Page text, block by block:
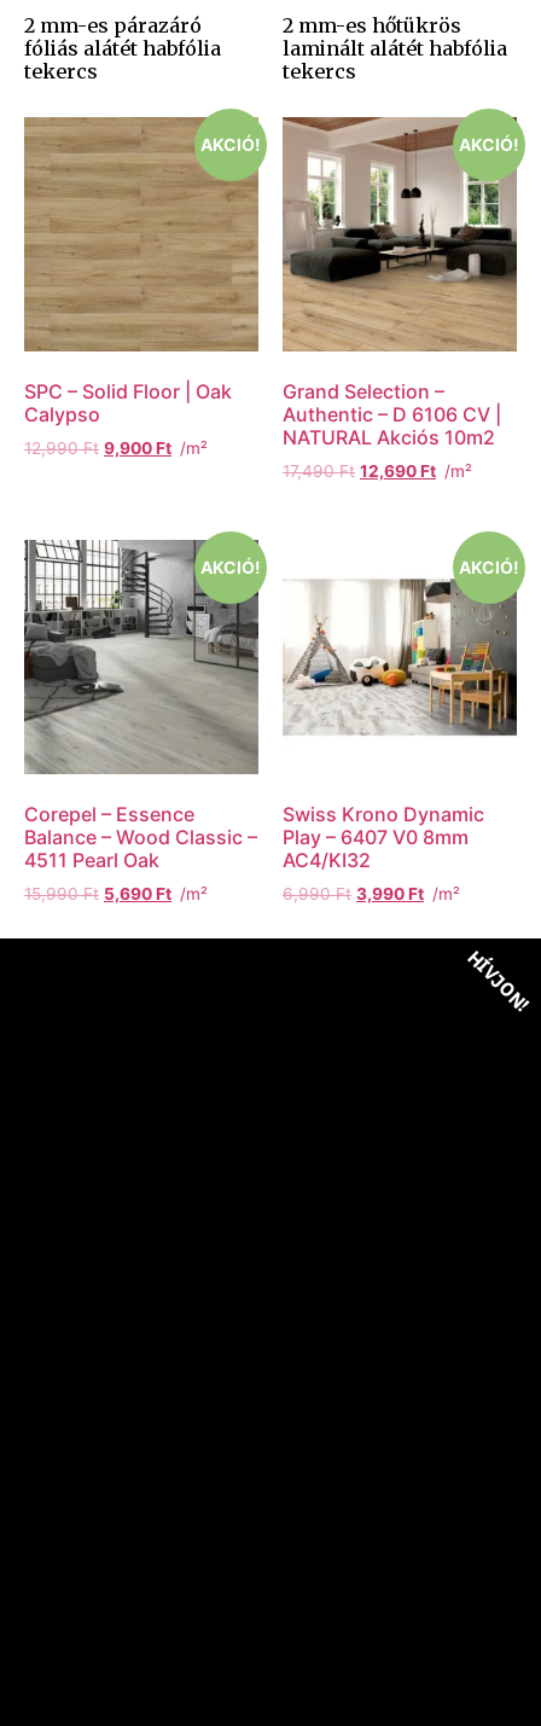
2 mm-es párazáró
fóliás alátét habfólia
tekercs
2 mm-es hőtükrös
laminált alátét habfólia
tekercs
AKCIÓ!
SPC – Solid Floor | Oak
Calypso
12,990Ft 9,900Ft /m²
AKCIÓ!
Grand Selection –
Authentic – D 6106 CV |
NATURAL Akciós 10m2
17,490Ft 12,690Ft /m²
AKCIÓ!
Corepel – Essence
Balance – Wood Classic –
4511 Pearl Oak
15,990Ft 5,690Ft /m²
AKCIÓ!
Swiss Krono Dynamic
Play – 6407 V0 8mm
AC4/KI32
6,990Ft 3,990Ft /m²
HÍVJON!